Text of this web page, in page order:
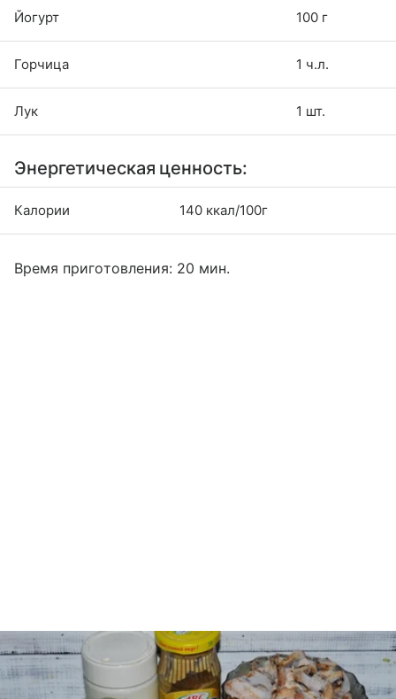
Йогурт 100 г
Горчица 1 ч.л.
Лук 1 шт.
Энергетическая ценность:
Калории 140 ккал/100г
Время приготовления: 20 мин.